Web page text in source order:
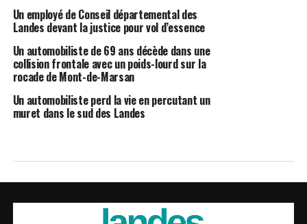
Un employé de Conseil départemental des
Landes devant la justice pour vol d’essence
Un automobiliste de 69 ans décède dans une
collision frontale avec un poids-lourd sur la
rocade de Mont-de-Marsan
Un automobiliste perd la vie en percutant un
muret dans le sud des Landes